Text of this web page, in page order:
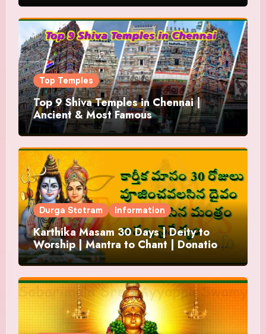
Top Temples
Top 9 Shiva Temples in Chennai |
Ancient & Most Famous
Durga Stotram Information
Karthika Masam 30 Days | Deity to
Worship | Mantra to Chant | Donations
and Offering